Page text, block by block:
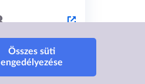
Összes süti
engedélyezése